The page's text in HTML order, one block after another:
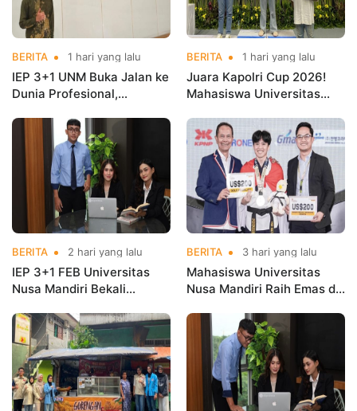
BERITA 1 hari yang lalu
IEP 3+1 UNM Buka Jalan ke
Dunia Profesional,
Kementerian Koperasi
BERITA 1 hari yang lalu
Juara Kapolri Cup 2026!
Mahasiswa Universitas
Nama Kampus di Kejurnas
Taekwondo
BERITA 2 hari yang lalu
IEP 3+1 FEB Universitas
Nusa Mandiri Bekali
Kerja Sebelum Lulus
BERITA 3 hari yang lalu
Mahasiswa Universitas
Nusa Mandiri Raih Emas di
Indonesia Open
Championships 2026